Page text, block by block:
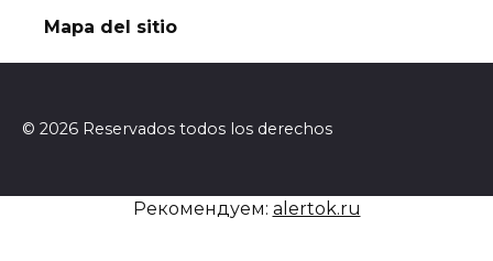
Mapa del sitio
© 2026 Reservados todos los derechos
Рекомендуем: alertok.ru